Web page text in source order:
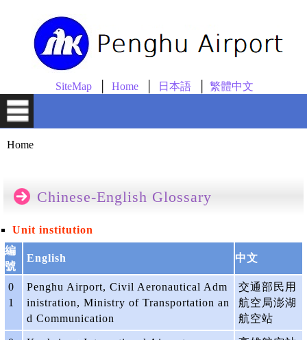
SiteMap Home 日本語 繁體中文
Home
Chinese-English Glossary
Unit institution
編
號
English 中文
0
1
Penghu Airport, Civil Aeronautical Adm
inistration, Ministry of Transportation an
d Communication
交通部民用
航空局澎湖
航空站